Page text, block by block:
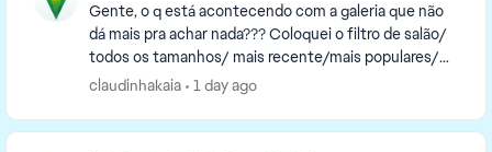
Gente, o q está acontecendo com a galeria que não
dá mais pra achar nada??? Coloquei o filtro de salão/
todos os tamanhos/ mais recente/mais populares/
tudo e diz que não há nenhum resultado encontra...
claudinhakaia 1 day ago